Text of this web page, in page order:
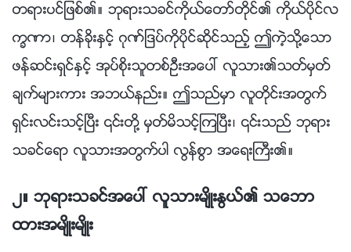
တရားပင္ျဖစ္၏။ ဘုရားသခင္ကိုယ္ေတာ္တိုင္၏ ကိုယ္ပိုင္လ
ကၡဏာ၊ တန္ခိုးႏွင့္ ဂုဏ္ျဒပ္ကိုပိုင္ဆိုင္သည့္ ဤကဲ့သို႔ေသာ
ဖန္ဆင္းရွင္ႏွင့္ အုပ္စိုးသူတစ္ဦးအေပၚ လူသား၏သတ္မွတ္
ခ်က္မ်ားကား အဘယ္နည္း။ ဤသည္မွာ လူတိုင္းအတြက္
ရွင္းလင္းသင့္ၿပီး ၎တို႔ မွတ္မိသင့္ၾကၿပီး၊ ၎သည္ ဘုရား
သခင္ေရာ လူသားအတြက္ပါ လြန္စြာ အေရးႀကီး၏။
၂။ ဘုရားသခင္အေပၚ လူသားမ်ိဳးႏြယ္၏ သေဘာ
ထားအမ်ိဳးမ်ိဳး